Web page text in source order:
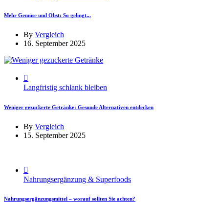
Mehr Gemüse und Obst: So gelingt...
By Vergleich
16. September 2025
Langfristig schlank bleiben
Weniger gezuckerte Getränke: Gesunde Alternativen entdecken
By Vergleich
15. September 2025
Nahrungsergänzung & Superfoods
Nahrungsergänzungsmittel – worauf sollten Sie achten?